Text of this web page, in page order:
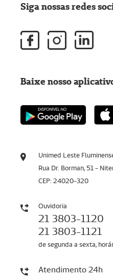
Unimed Leste
Rua Dr. Borman, 51 -
CEP: 24020-320
Ouvidoria
21 3803-1120
21 3803-1121
de segunda a sexta,
Atendimento 24h
Siga nossas redes
Baixe nosso